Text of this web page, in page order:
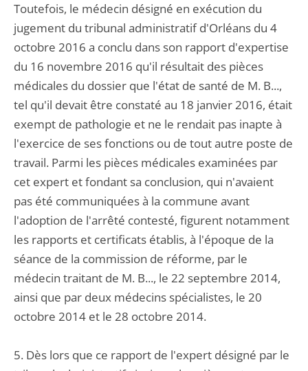
Toutefois, le médecin désigné en exécution du
jugement du tribunal administratif d'Orléans du 4
octobre 2016 a conclu dans son rapport d'expertise
du 16 novembre 2016 qu'il résultait des pièces
médicales du dossier que l'état de santé de M. B...,
tel qu'il devait être constaté au 18 janvier 2016, était
exempt de pathologie et ne le rendait pas inapte à
l'exercice de ses fonctions ou de tout autre poste de
travail. Parmi les pièces médicales examinées par
cet expert et fondant sa conclusion, qui n'avaient
pas été communiquées à la commune avant
l'adoption de l'arrêté contesté, figurent notamment
les rapports et certificats établis, à l'époque de la
séance de la commission de réforme, par le
médecin traitant de M. B..., le 22 septembre 2014,
ainsi que par deux médecins spécialistes, le 20
octobre 2014 et le 28 octobre 2014.
5. Dès lors que ce rapport de l'expert désigné par le